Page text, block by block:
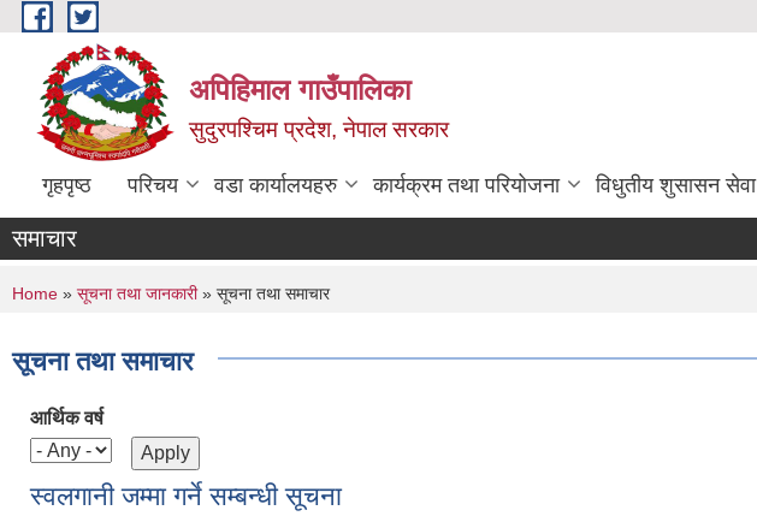
Skip to main content
अपिहिमाल गाउँपालिका
सुदुरपश्चिम प्रदेश, नेपाल सरकार
गृहपृष्ठ परिचय वडा कार्यालयहरु कार्यक्रम तथा परियोजना विधुतीय शुसासन सेवा
समाचार
You are here
Home » सूचना तथा जानकारी» सूचना तथा समाचार
सूचना तथा समाचार
आर्थिक वर्ष
स्वलगानी जम्मा गर्ने सम्बन्धी सूचना